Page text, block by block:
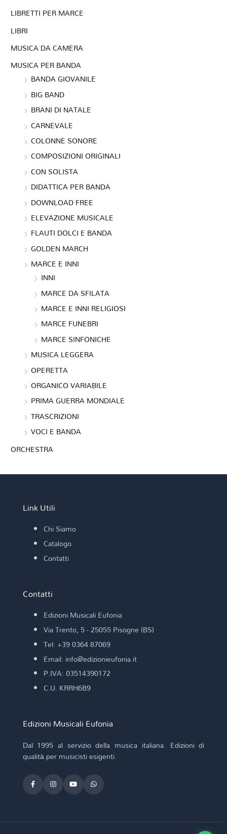
LIBRETTI PER MARCE
LIBRI
MUSICA DA CAMERA
MUSICA PER BANDA
BANDA GIOVANILE
BIG BAND
BRANI DI NATALE
CARNEVALE
COLONNE SONORE
COMPOSIZIONI ORIGINALI
CON SOLISTA
DIDATTICA PER BANDA
DOWNLOAD FREE
ELEVAZIONE MUSICALE
FLAUTI DOLCI E BANDA
GOLDEN MARCH
MARCE E INNI
INNI
MARCE DA SFILATA
MARCE E INNI RELIGIOSI
MARCE FUNEBRI
MARCE SINFONICHE
MUSICA LEGGERA
OPERETTA
ORGANICO VARIABILE
PRIMA GUERRA MONDIALE
TRASCRIZIONI
VOCI E BANDA
ORCHESTRA
Link Utili
Chi Siamo
Catalogo
Contatti
Contatti
Edizioni Musicali Eufonia
Via Trento, 5 - 25055 Pisogne (BS)
Tel: +39 0364 87069
Email: info@edizionieufonia.it
P.IVA: 03514390172
C.U. KRRH6B9
Edizioni Musicali Eufonia
Dal 1995 al servizio della musica italiana. Edizioni di
qualità per musicisti esigenti.